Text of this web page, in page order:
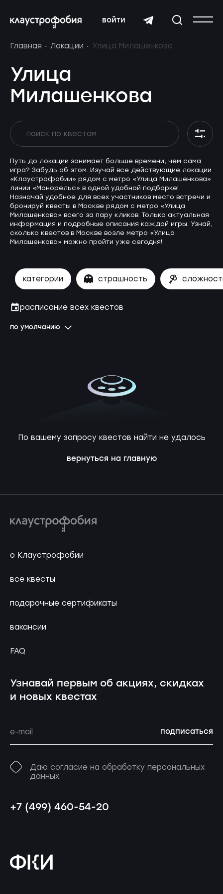
войти
Главная Локации Улица Милашенкова
Улица
Милашенкова
Путь до локации занимает больше времени, чем сама
игра? Забудь об этом. Изучай все действующие локации
«Клаустрофобии» рядом с метро «Улица Милашенкова»
линии «Монорельс» в одной удобной подборке!
Назначай удобное для всех участников место встречи и
бронируй квесты в Москве рядом с метро «Улица
Милашенкова» всего за пару кликов. Только актуальная
информация и подробные описания каждой игры. Узнай,
сколько квестов в Москве возле метро «Улица
Милашенкова» можно пройти уже сегодня!
категории страшность
по умолчанию
расписание всех квестов
По вашему запросу квестов найти не удалось
вернуться на главную
о Клаустрофобии
все квесты
подарочные сертификаты
вакансии
FAQ
Узнавай первым об акциях, скидках
и новых квестах
подписаться
Даю согласие на обработку персональных
данных
+7 (499) 460-54-20